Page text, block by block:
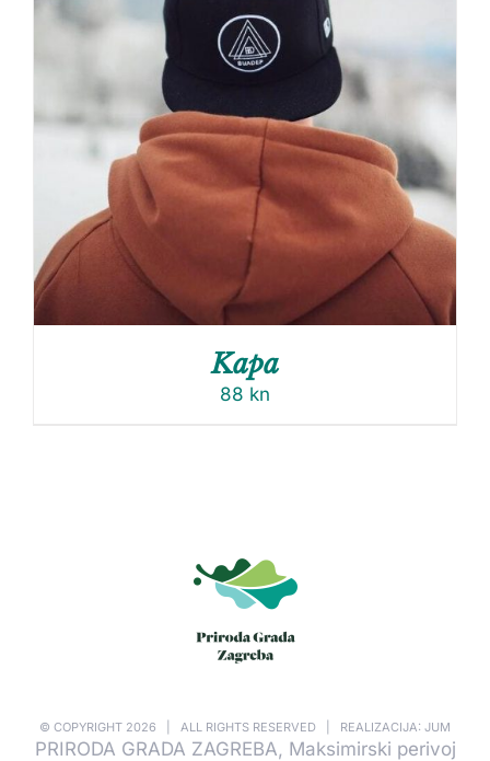
Kapa
88 kn
© COPYRIGHT 2026 | ALL RIGHTS RESERVED | REALIZACIJA: JUM
PRIRODA GRADA ZAGREBA, Maksimirski perivoj